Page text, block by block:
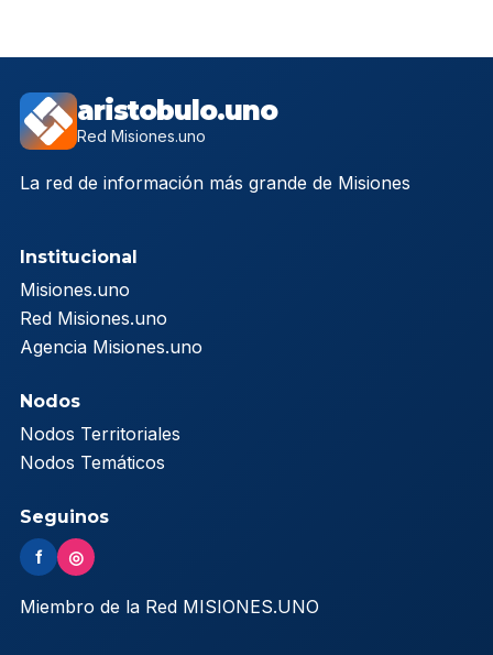
aristobulo.uno
Red Misiones.uno
La red de información más grande de Misiones
Institucional
Misiones.uno
Red Misiones.uno
Agencia Misiones.uno
Nodos
Nodos Territoriales
Nodos Temáticos
Seguinos
f ◎
Miembro de la Red MISIONES.UNO